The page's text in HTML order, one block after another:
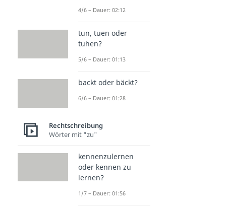
4/6 – Dauer: 02:12
tun, tuen oder
tuhen?
5/6 – Dauer: 01:13
backt oder bäckt?
6/6 – Dauer: 01:28
Rechtschreibung
Wörter mit "zu"
kennenzulernen
oder kennen zu
lernen?
1/7 – Dauer: 01:56